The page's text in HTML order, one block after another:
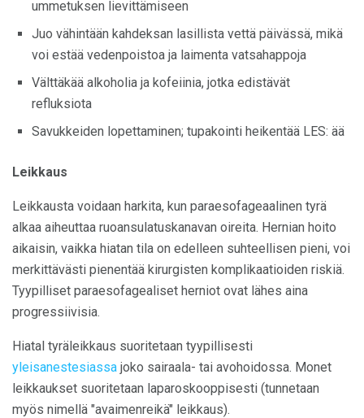
ummetuksen lievittämiseen
Juo vähintään kahdeksan lasillista vettä päivässä, mikä
voi estää vedenpoistoa ja laimenta vatsahappoja
Välttäkää alkoholia ja kofeiinia, jotka edistävät
refluksiota
Savukkeiden lopettaminen; tupakointi heikentää LES: ää
Leikkaus
Leikkausta voidaan harkita, kun paraesofageaalinen tyrä
alkaa aiheuttaa ruoansulatuskanavan oireita. Hernian hoito
aikaisin, vaikka hiatan tila on edelleen suhteellisen pieni, voi
merkittävästi pienentää kirurgisten komplikaatioiden riskiä.
Tyypilliset paraesofagealiset herniot ovat lähes aina
progressiivisia.
Hiatal tyräleikkaus suoritetaan tyypillisesti
yleisanestesiassa joko sairaala- tai avohoidossa. Monet
leikkaukset suoritetaan laparoskooppisesti (tunnetaan
myös nimellä "avaimenreikä" leikkaus).